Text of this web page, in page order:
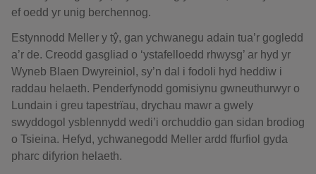
ef oedd yr unig berchennog.
Estynnodd Meller y tŷ, gan ychwanegu adain tua’r gogledd
a’r de. Creodd gasgliad o ‘ystafelloedd rhwysg’ ar hyd yr
Wyneb Blaen Dwyreiniol, sy’n dal i fodoli hyd heddiw i
raddau helaeth. Penderfynodd gomisiynu gwneuthurwyr o
Lundain i greu tapestrïau, drychau mawr a gwely
swyddogol ysblennydd wedi’i orchuddio gan sidan brodiog
o Tsieina. Hefyd, ychwanegodd Meller ardd ffurfiol gyda
pharc difyrion helaeth.